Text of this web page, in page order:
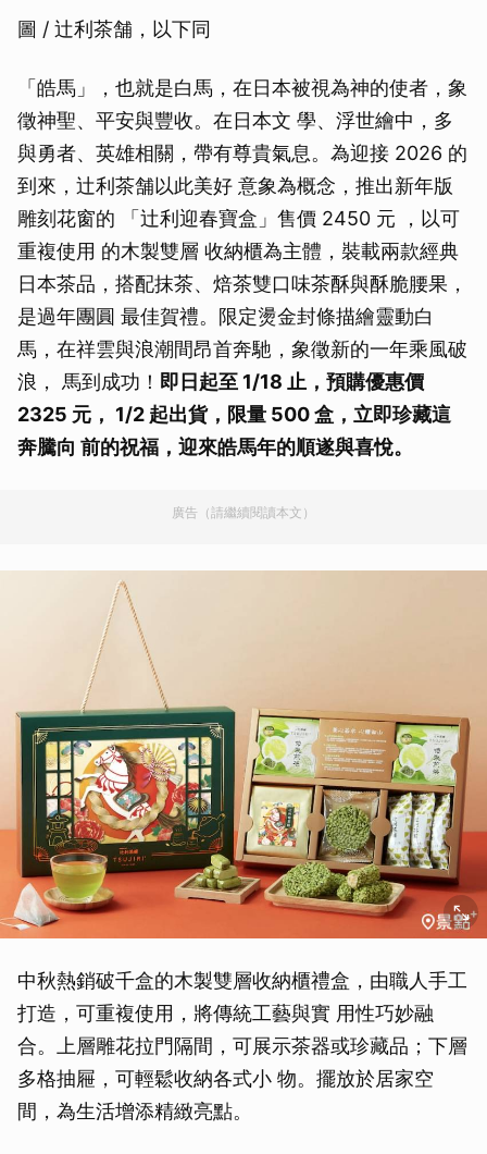
圖 / 辻利茶舗，以下同
「皓馬」，也就是白馬，在日本被視為神的使者，象
徵神聖、平安與豐收。在日本文 學、浮世繪中，多
與勇者、英雄相關，帶有尊貴氣息。為迎接 2026 的
到來，辻利茶舗以此美好 意象為概念，推出新年版
雕刻花窗的 「辻利迎春寶盒」售價 2450 元 ，以可
重複使用 的木製雙層 收納櫃為主體，裝載兩款經典
日本茶品，搭配抹茶、焙茶雙口味茶酥與酥脆腰果，
是過年團圓 最佳賀禮。限定燙金封條描繪靈動白
馬，在祥雲與浪潮間昂首奔馳，象徵新的一年乘風破
浪， 馬到成功！ 即日起至 1/18 止，預購優惠價
2325 元， 1/2 起出貨，限量 500 盒，立即珍藏這
奔騰向 前的祝福，迎來皓馬年的順遂與喜悅。
廣告（請繼續閱讀本文）
中秋熱銷破千盒的木製雙層收納櫃禮盒，由職人手工
打造，可重複使用，將傳統工藝與實 用性巧妙融
合。上層雕花拉門隔間，可展示茶器或珍藏品；下層
多格抽屜，可輕鬆收納各式小 物。擺放於居家空
間，為生活增添精緻亮點。